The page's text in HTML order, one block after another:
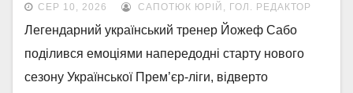
СЕР 10, 2026 САПОТЮК ЮРІЙ, ГОЛ. РЕДАКТОР
Легендарний український тренер Йожеф Сабо
поділився емоціями напередодні старту нового
сезону Української Прем’єр-ліги, відверто